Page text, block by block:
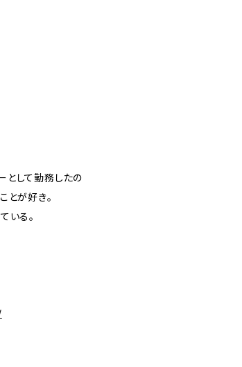
として勤務したの
とが好き。
いる。